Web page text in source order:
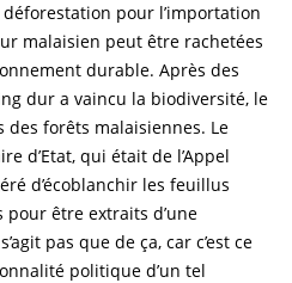
pour l’importation
malaisien peut être rachetées
durable. Après des
dur a vaincu la biodiversité, le
forêts malaisiennes. Le
d’Etat, qui était de l’Appel
d’écoblanchir les feuillus
être extraits d’une
pas que de ça, car c’est ce
politique d’un tel